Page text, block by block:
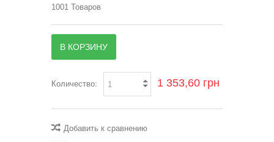
1001 Товаров
В КОРЗИНУ
Количество: 1 353,60 грн
Добавить к сравнению